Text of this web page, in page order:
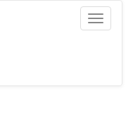
Toggle